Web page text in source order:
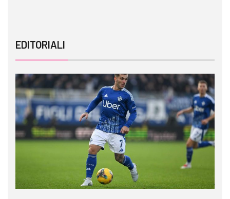
EDITORIALI